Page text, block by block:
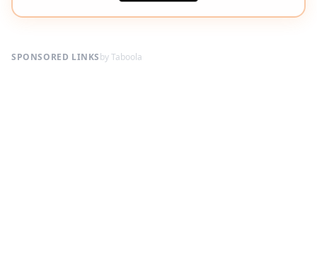
SPONSORED LINKSby Taboola